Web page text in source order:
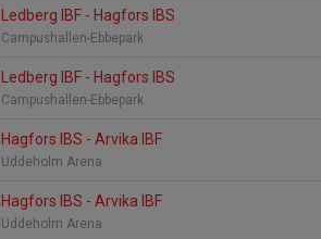
Ledberg IBF - Hagfors IBS
Campushallen-Ebbepark
Ledberg IBF - Hagfors IBS
Campushallen-Ebbepark
Hagfors IBS - Arvika IBF
Uddeholm Arena
Hagfors IBS - Arvika IBF
Uddeholm Arena